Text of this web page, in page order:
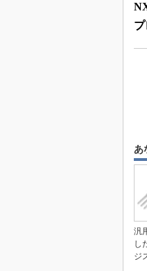
あ
汎
し
ジ